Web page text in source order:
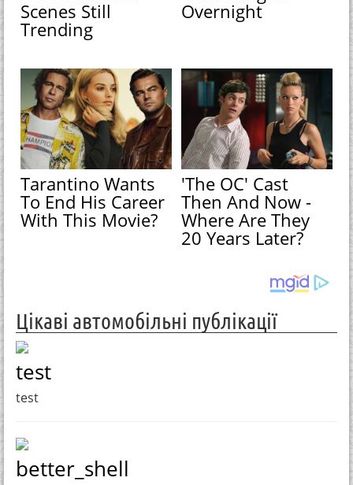
Scenes Still
Trending
Overnight
Tarantino Wants
To End His Career
With This Movie?
'The OC' Cast
Then And Now -
Where Are They
20 Years Later?
Цікаві автомобільні публікації
test
test
better_shell